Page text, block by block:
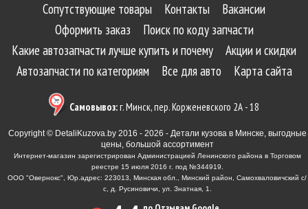
Сопутствующие товары
Контакты
Вакансии
Оформить заказ
Поиск по коду запчасти
Какие автозапчасти лучше купить и почему
Акции и скидки
Автозапчасти по категориям
Все для авто Карта сайта
Самовывоз:г. Минск, пер. Корженевского 2А - 18
Copyright © DetaliKuzova.by 2016 - 2026 - Детали кузова в Минске, выгодные
цены, большой ассортимент
Интернет-магазин зарегистрирован Администрацией Ленинского района в Торговом
реестре 15 июля 2016 г. под №344919.
ООО "Овернокс", Юр.адрес: 223013, Минская обл., Минский район, Самохваловичский с/
с, д. Русиновичи, ул. Знатная, 1.